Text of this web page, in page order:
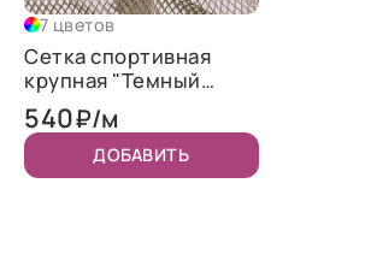
7 цветов
Сетка спортивная
крупная "Темный
загар"
540₽/м
ДОБАВИТЬ